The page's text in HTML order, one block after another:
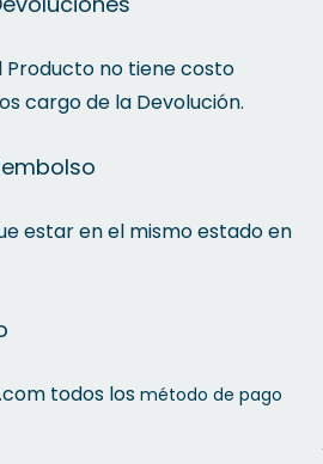
Producto no tiene costo
cargo de la Devolución.
estar en el mismo estado en
todos los método de pago